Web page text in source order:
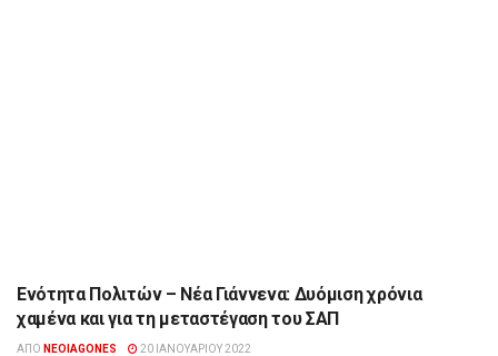
ΉΠΕΙΡΟΣ
Ενότητα Πολιτών – Νέα Γιάννενα: Δυόμιση χρόνια
χαμένα και για τη μεταστέγαση του ΣΑΠ
ΑΠΌ NEOIAGONES 20 ΙΑΝΟΥΑΡΊΟΥ 2022